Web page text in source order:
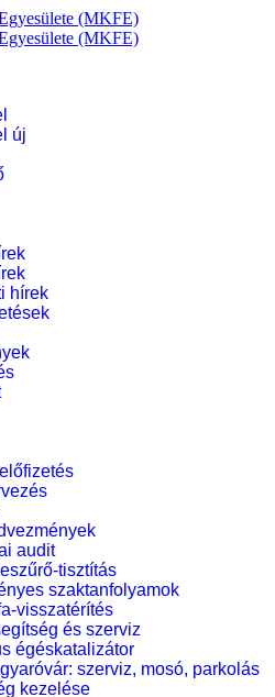
új
hírek
audit
tisztítás
szaktanfolyamok
visszatérítés
és szerviz
égéskatalizátor
szerviz, mosó, parkolás
kezelése